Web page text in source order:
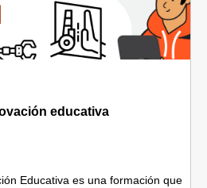
educativa
Educativa es una formación que